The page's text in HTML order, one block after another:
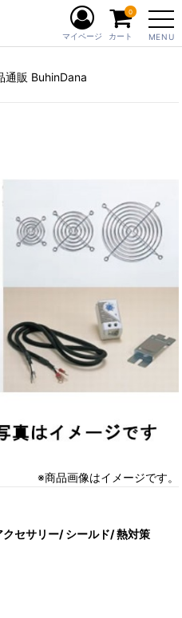
MENU
マイページ カート
0
通販 BuhinDana
※商品画像はイメージです。
セサリー/ シールド/ 熱対策